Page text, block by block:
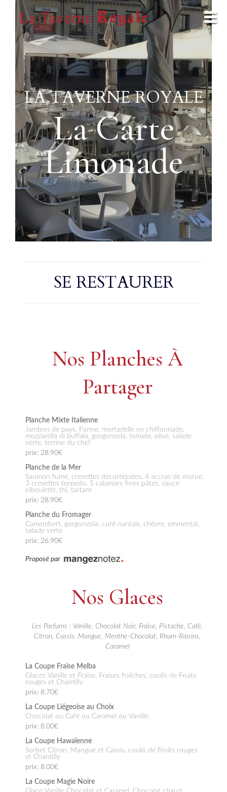
LA TAVERNE ROYALE
La Carte
Limonade
SE RESTAURER
Nos Planches À
Partager
Planche Mixte Italienne
Jambon de pays, Parme, mortadelle en chiffonnade,
mozzarella di buffala, gorgonzola, tomate, olive, salade
verte, terrine du chef
prix: 28.90€
Planche de la Mer
Saumon fumé, crevettes décortiquées, 4 accras de morue,
3 crevettes torpedo, 5 calamars fines pâtes, sauce
ciboulette, thï, tartare
prix: 28.90€
Planche du Fromager
Camembert, gorgonzola, curé nantais, chèvre, emmental,
salade verte
prix: 26.90€
Proposé par
Nos Glaces
Les Parfums : Vanille, Chocolat Noir, Fraise, Pistache, Café,
Citron, Cassis, Mangue, Menthe-Chocolat, Rhum-Raisins,
Caramel
La Coupe Fraise Melba
Glaces Vanille et Fraise, Fraises fraîches, coulis de Fruits
rouges et Chantilly
prix: 8.70€
La Coupe Liégeoise au Choix
Chocolat ou Café ou Caramel ou Vanille
prix: 8.00€
La Coupe Hawaïenne
Sorbet Citron, Mangue et Cassis, coulis de Fruits rouges
et Chantilly
prix: 8.00€
La Coupe Magie Noire